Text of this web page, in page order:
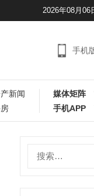
2026年08月06
手机
新闻
媒体矩阵
手机APP